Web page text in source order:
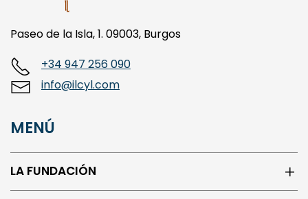
Paseo de la Isla, 1. 09003, Burgos
+34 947 256 090
info@ilcyl.com
MENÚ
LA FUNDACIÓN